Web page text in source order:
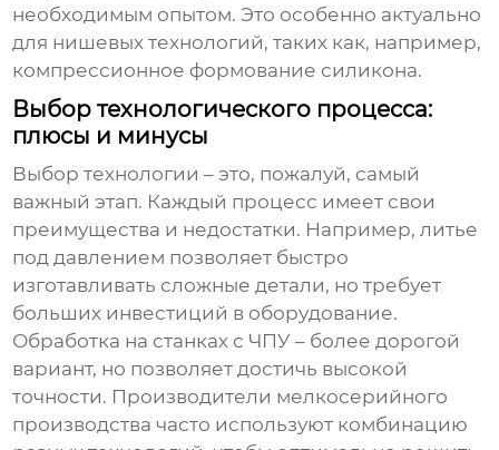
необходимым опытом. Это особенно актуально
для нишевых технологий, таких как, например,
компрессионное формование силикона.
Выбор технологического процесса:
плюсы и минусы
Выбор технологии – это, пожалуй, самый
важный этап. Каждый процесс имеет свои
преимущества и недостатки. Например, литье
под давлением позволяет быстро
изготавливать сложные детали, но требует
больших инвестиций в оборудование.
Обработка на станках с ЧПУ – более дорогой
вариант, но позволяет достичь высокой
точности. Производители мелкосерийного
производства часто используют комбинацию